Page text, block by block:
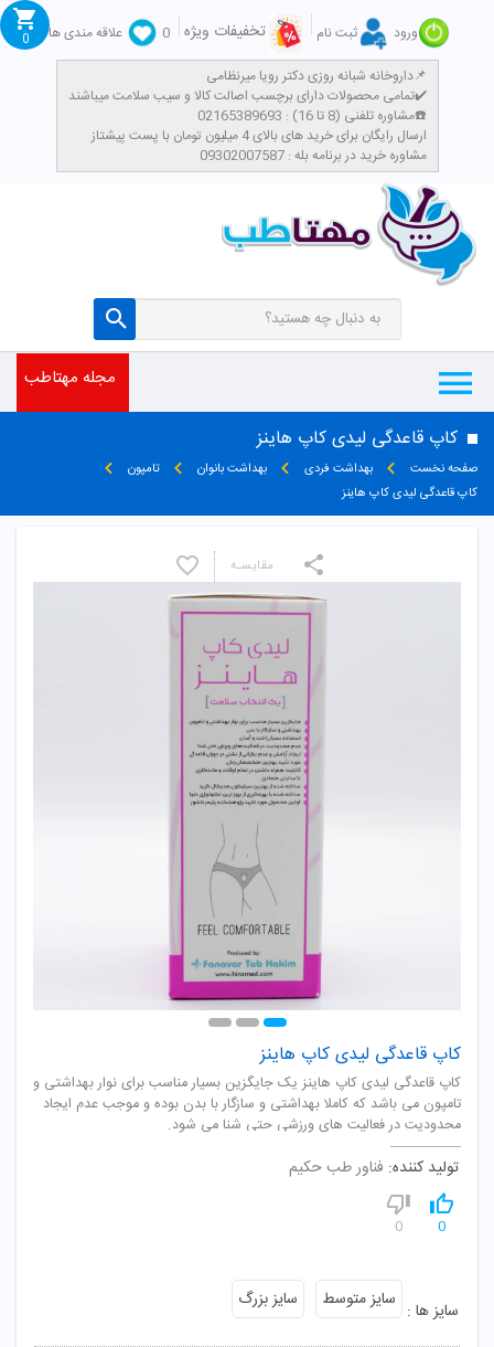
ورود ثبت نام تخفیفات ویژه 0
علاقه مندی ها
داروخانه شبانه روزی دکتر رویا میرنظامی📌
تمامی محصولات دارای برچسب اصالت کالا و سیب سلامت میباشند✔️
مشاوره تلفنی (8 تا 16) : 02165389693☎️
​ارسال رایگان برای خرید های بالای 4 میلیون تومان با پست پیشتاز
مشاوره خرید در برنامه بله : 09302007587
0
مجله مهتاطب
کاپ قاعدگی لیدی کاپ هاینز
صفحه نخست بهداشت فردی بهداشت بانوان
تامپون
کاپ قاعدگی لیدی کاپ هاینز
کاپ قاعدگی لیدی کاپ هاینز
کاپ قاعدگی لیدی کاپ هاینز یک جایگزین بسیار مناسب برای نوار بهداشتی و
تامپون می باشد که کاملا بهداشتی و سازگار با بدن بوده و موجب عدم ایجاد
محدودیت در فعالیت های ورزشی حتی شنا می شود.
تولید کننده: فناور طب حکیم
0
0
سایز ها : سایز متوسط سایز بزرگ
مقایسـه